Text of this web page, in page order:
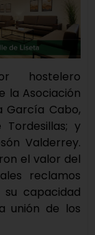
hostelero
la Asociación
García Cabo,
y
Valderrey.
el valor del
reclamos
capacidad
unión de los